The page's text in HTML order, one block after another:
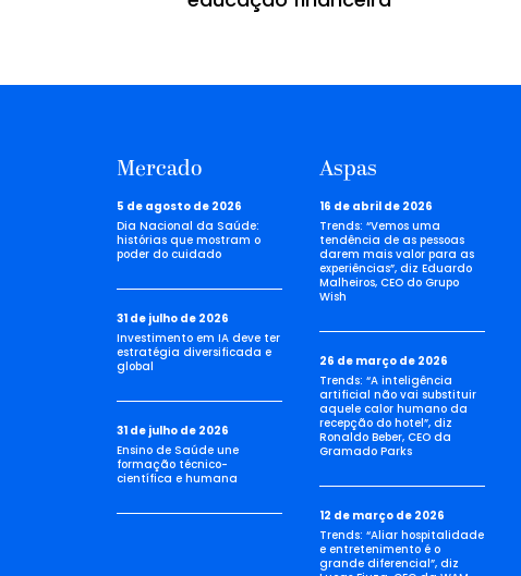
Mercado
5 de agosto de 2026
Dia Nacional da Saúde:
histórias que mostram o
poder do cuidado
31 de julho de 2026
Investimento em IA deve ter
estratégia diversificada e
global
31 de julho de 2026
Ensino de Saúde une
formação técnico-
científica e humana
Aspas
16 de abril de 2026
Trends: “Vemos uma
tendência de as pessoas
darem mais valor para as
experiências”, diz Eduardo
Malheiros, CEO do Grupo
Wish
26 de março de 2026
Trends: “A inteligência
artificial não vai substituir
aquele calor humano da
recepção do hotel”, diz
Ronaldo Beber, CEO da
Gramado Parks
12 de março de 2026
Trends: “Aliar hospitalidade
e entretenimento é o
grande diferencial”, diz